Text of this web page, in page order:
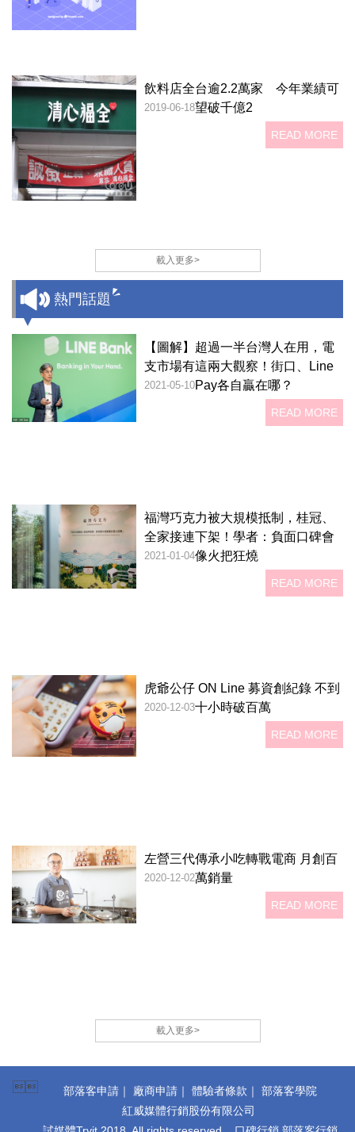
飲料店全台逾2.2萬家 今年業績可
望破千億2
2019-06-18
READ MORE
載入更多>
熱門話題
【圖解】超過一半台灣人在用，電
支市場有這兩大觀察！街口、Line
Pay各自贏在哪？
2021-05-10
READ MORE
福灣巧克力被大規模抵制，桂冠、
全家接連下架！學者：負面口碑會
像火把狂燒
2021-01-04
READ MORE
虎爺公仔 ON Line 募資創紀錄 不到
十小時破百萬
2020-12-03
READ MORE
左營三代傳承小吃轉戰電商 月創百
萬銷量
2020-12-02
READ MORE
載入更多>
 部落客申請 ｜ 廠商申請 ｜ 體驗者條款 ｜ 部落客學院
紅威媒體行銷股份有限公司